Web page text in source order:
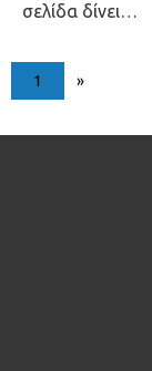
σελίδα δίνει…
1 »